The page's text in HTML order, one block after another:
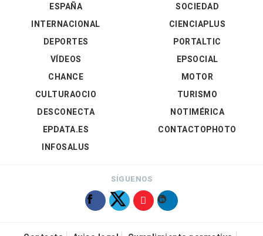
ESPAÑA
INTERNACIONAL
DEPORTES
VÍDEOS
SOCIEDAD
CIENCIAPLUS
PORTALTIC
EPSOCIAL
CHANCE
CULTURAOCIO
DESCONECTA
EPDATA.ES
INFOSALUS
MOTOR
TURISMO
NOTIMÉRICA
CONTACTOPHOTO
SÍGUENOS